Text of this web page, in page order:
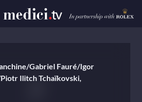
Gabriel Fauré/Igor
Ilitch Tchaïkovski,